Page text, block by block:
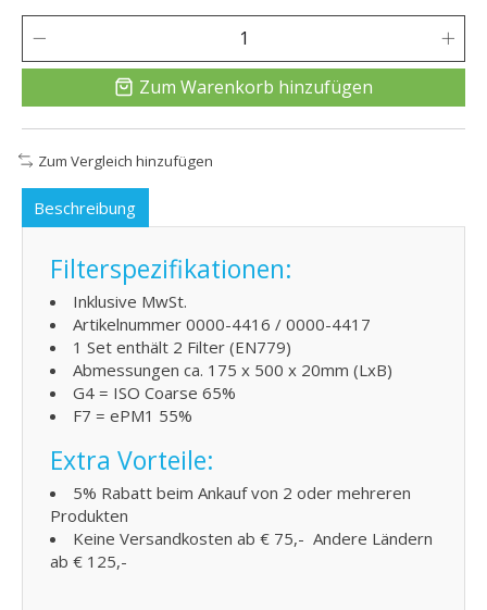
Zum Warenkorb hinzufügen
Zum Vergleich hinzufügen
Beschreibung
Filterspezifikationen:
Inklusive MwSt.
Artikelnummer 0000-4416 / 0000-4417
1 Set enthält 2 Filter (EN779)
Abmessungen ca. 175 x 500 x 20mm (LxB)
G4 = ISO Coarse 65%
F7 = ePM1 55%
Extra Vorteile:
5% Rabatt beim Ankauf von 2 oder mehreren
Produkten
Keine Versandkosten ab € 75,- Andere Ländern
ab € 125,-